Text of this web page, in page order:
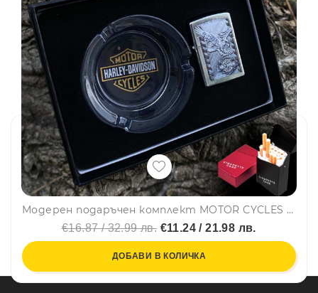
Модерен подаръчен комплект MOTOR CYCLES "Hаrlеy-Dаvidson" за любителите на тютюна - пепелник и запалка YJ6577
€16.87 / 32.99 лв.€11.24 / 21.98 лв.
ДОБАВИ В КОЛИЧКА